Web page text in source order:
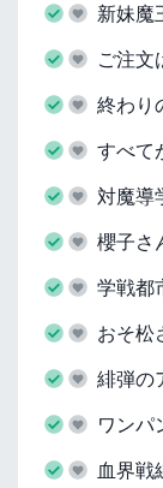
新妹魔
ご注文
終わり
すべて
対魔導
櫻子さ
学戦都
おそ松
緋弾の
ワンパ
血界戦